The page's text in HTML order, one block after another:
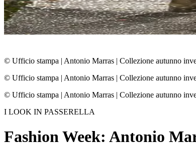
© Ufficio stampa | Antonio Marras | Collezione autunno
© Ufficio stampa | Antonio Marras | Collezione autunno
© Ufficio stampa | Antonio Marras | Collezione autunno
I LOOK IN PASSERELLA
Fashion Week: Antonio